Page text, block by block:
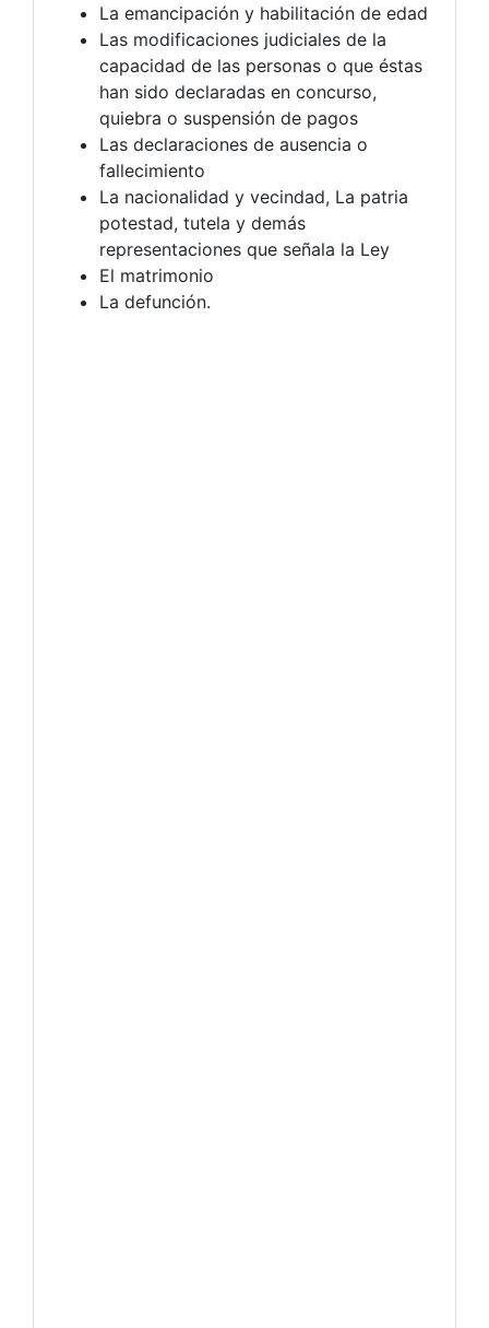
La emancipación y habilitación de edad
Las modificaciones judiciales de la
capacidad de las personas o que éstas
han sido declaradas en concurso,
quiebra o suspensión de pagos
Las declaraciones de ausencia o
fallecimiento
La nacionalidad y vecindad, La patria
potestad, tutela y demás
representaciones que señala la Ley
El matrimonio
La defunción.